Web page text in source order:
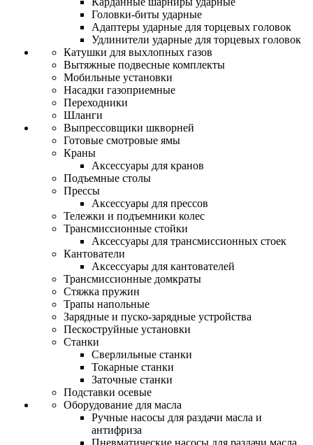
Головки-биты ударные
Адаптеры ударные для торцевых головок
Удлинители ударные для торцевых головок
Катушки для выхлопных газов
Вытяжные подвесные комплекты
Мобильные установки
Насадки газоприемные
Переходники
Шланги
Выпрессовщики шкворней
Готовые смотровые ямы
Краны
Аксессуары для кранов
Подъемные столы
Прессы
Аксессуары для прессов
Тележки и подъемники колес
Трансмиссионные стойки
Аксессуары для трансмиссионных стоек
Кантователи
Аксессуары для кантователей
Трансмиссионные домкраты
Стяжка пружин
Трапы напольные
Зарядные и пуско-зарядные устройства
Пескоструйные установки
Станки
Сверлильные станки
Токарные станки
Заточные станки
Подставки осевые
Оборудование для масла
Ручные насосы для раздачи масла и
антифриза